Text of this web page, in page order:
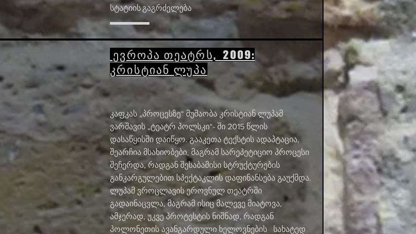
სტატიის გაგრძელება
ევროპა თეატრს, 2009:
კრისტიან ლუპა
კაფკას „პროცესზე“ მუშაობა კრისტიან ლუპამ
ვარშავის „ტეატრ პოლსკი“- ში 2015 წლის
დასაწყისში დაიწყო. გააკეთა ტექსტის ადაპტაცია,
შეარჩია მსახიობები, მაგრამ სარეპეტიციო პროცესი
შეჩერდა, რადგან შესაბამისი სტრუქტურების
განკარგულებით სპექტაკლის დაფინანსება გაუქმდა.
ლუპამ ვროცლავის ეროვნულ თეატრში
გადაინაცვლა, მაგრამ ისიც მალევე მიატოვა,
ამჯერად, უკვე პროტესტის ნიშნად, რადგან
პოლონეთის ავანგარდული ხელოვნების სახატედ